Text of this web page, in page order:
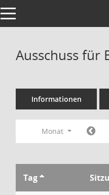
Toggle navigation
Ausschuss für
Informationen
Monat
Tag